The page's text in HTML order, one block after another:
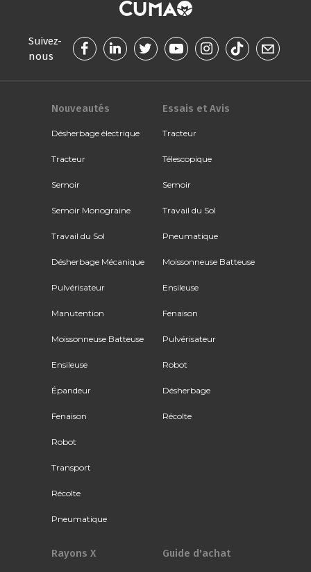
Suivez-
nous
Nouveautés
Désherbage électrique
Tracteur
Semoir
Semoir Monograine
Travail du Sol
Désherbage Mécanique
Pulvérisateur
Manutention
Moissonneuse Batteuse
Ensileuse
Épandeur
Fenaison
Robot
Transport
Récolte
Pneumatique
Essais et Avis
Tracteur
Télescopique
Semoir
Travail du Sol
Pneumatique
Moissonneuse Batteuse
Ensileuse
Fenaison
Pulvérisateur
Robot
Désherbage
Récolte
Rayons X Guide d'achat